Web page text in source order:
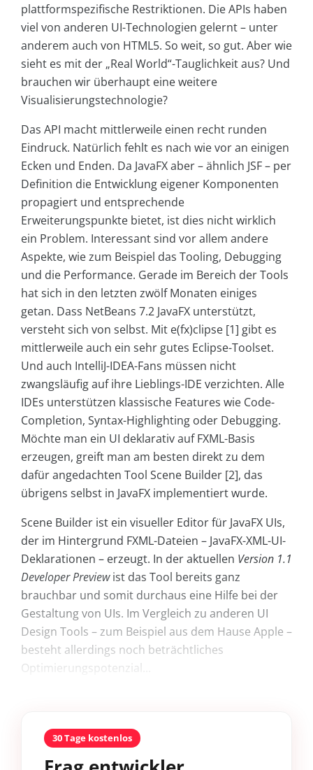
plattformspezifische Restriktionen. Die APIs haben
viel von anderen UI-Technologien gelernt – unter
anderem auch von HTML5. So weit, so gut. Aber wie
sieht es mit der „Real World“-Tauglichkeit aus? Und
brauchen wir überhaupt eine weitere
Visualisierungstechnologie?
Das API macht mittlerweile einen recht runden
Eindruck. Natürlich fehlt es nach wie vor an einigen
Ecken und Enden. Da JavaFX aber – ähnlich JSF – per
Definition die Entwicklung eigener Komponenten
propagiert und entsprechende
Erweiterungspunkte bietet, ist dies nicht wirklich
ein Problem. Interessant sind vor allem andere
Aspekte, wie zum Beispiel das Tooling, Debugging
und die Performance. Gerade im Bereich der Tools
hat sich in den letzten zwölf Monaten einiges
getan. Dass NetBeans 7.2 JavaFX unterstützt,
versteht sich von selbst. Mit e(fx)clipse [1] gibt es
mittlerweile auch ein sehr gutes Eclipse-Toolset.
Und auch IntelliJ-IDEA-Fans müssen nicht
zwangsläufig auf ihre Lieblings-IDE verzichten. Alle
IDEs unterstützen klassische Features wie Code-
Completion, Syntax-Highlighting oder Debugging.
Möchte man ein UI deklarativ auf FXML-Basis
erzeugen, greift man am besten direkt zu dem
dafür angedachten Tool Scene Builder [2], das
übrigens selbst in JavaFX implementiert wurde.
Scene Builder ist ein visueller Editor für JavaFX UIs,
der im Hintergrund FXML-Dateien – JavaFX-XML-UI-
Deklarationen – erzeugt. In der aktuellen Version 1.1
Developer Previewist das Tool bereits ganz
brauchbar und somit durchaus eine Hilfe bei der
Gestaltung von UIs. Im Vergleich zu anderen UI
Design Tools – zum Beispiel aus dem Hause Apple –
besteht allerdings noch beträchtliches
Optimierungspotenzial...
30 Tage kostenlos